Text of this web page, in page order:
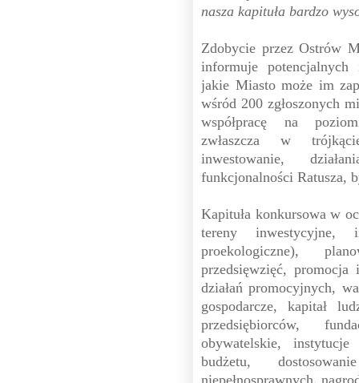
nasza kapituła bardzo
Zdobycie przez Ostrów
informuje potencjalnych
jakie Miasto może im
wśród 200 zgłoszonych
współpracę na
zwłaszcza w
inwestowanie,
funkcjonalności Ratusza,
Kapituła konkursowa w
tereny
proekologiczne),
przedsięwzięć, promocja
działań promocyjnych,
gospodarcze, kapitał
przedsiębiorców,
obywatelskie,
budżetu,
niepełnosprawnych,